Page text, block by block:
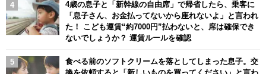
4歳の息子と「新幹線の自由席」で帰省したら、乗客に
「息子さん、お金払ってないから座れないよ」と言われ
た！ こども運賃“約7000円”払わないと、席は確保でき
ないでしょうか？ 運賃ルールを確認
食べる前のソフトクリームを落としてしまった息子。交
換を依頼すると「新しいものを買ってください」と言わ